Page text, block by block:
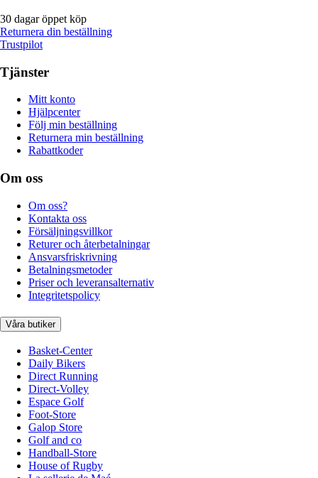
30 dagar öppet köp
Returnera din beställning
Trustpilot
Tjänster
Mitt konto
Hjälpcenter
Följ min beställning
Returnera min beställning
Rabattkoder
Om oss
Om oss?
Kontakta oss
Försäljningsvillkor
Returer och återbetalningar
Ansvarsfriskrivning
Betalningsmetoder
Priser och leveransalternativ
Integritetspolicy
Våra butiker
Basket-Center
Daily Bikers
Direct Running
Direct-Volley
Espace Golf
Foot-Store
Galop Store
Golf and co
Handball-Store
House of Rugby